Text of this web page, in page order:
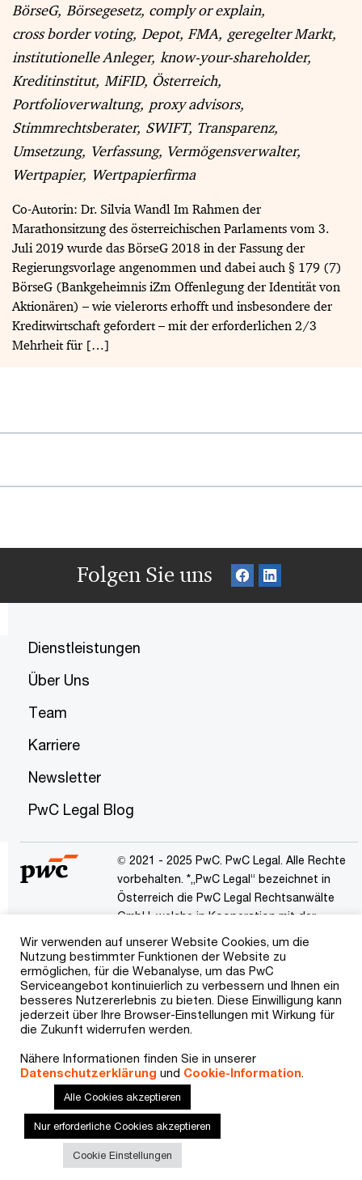
BörseG Börsegesetz comply or explain
cross border voting Depot FMA geregelter Markt
institutionelle Anleger know-your-shareholder
Kreditinstitut MiFID Österreich
Portfolioverwaltung proxy advisors
Stimmrechtsberater SWIFT Transparenz
Umsetzung Verfassung Vermögensverwalter
Wertpapier
Wertpapierfirma
Co-Autorin: Dr. Silvia Wandl Im Rahmen der
Marathonsitzung des österreichischen Parlaments vom 3.
Juli 2019 wurde das BörseG 2018 in der Fassung der
Regierungsvorlage angenommen und dabei auch § 179 (7)
BörseG (Bankgeheimnis iZm Offenlegung der Identität von
Aktionären) – wie vielerorts erhofft und insbesondere der
Kreditwirtschaft gefordert – mit der erforderlichen 2/3
Mehrheit für […]
Folgen Sie uns
Dienstleistungen
Über Uns
Team
Karriere
Newsletter
PwC Legal Blog
© 2021 - 2025 PwC. PwC Legal. Alle Rechte
vorbehalten. *„PwC Legal“ bezeichnet in
Österreich die PwC Legal Rechtsanwälte
GmbH, welche in Kooperation mit der
PricewaterhouseCoopers Legal AG
Rechtsanwaltsgesellschaft mit Sitz in
Frankfurt am Main steht. „PwC“ bezeichnet
das PwC-Netzwerk und/oder eines oder
mehrere seiner Mitgliedsfirmen. Jedes
Mitglied dieses Netzwerks ist ein
Informationen finden Sie unter
pwc.com/structure.
Wir verwenden auf unserer Website Cookies, um die
Nutzung bestimmter Funktionen der Website zu
ermöglichen, für die Webanalyse, um das PwC
Serviceangebot kontinuierlich zu verbessern und Ihnen ein
besseres Nutzererlebnis zu bieten. Diese Einwilligung kann
jederzeit über Ihre Browser-Einstellungen mit Wirkung für
die Zukunft widerrufen werden.
Nähere Informationen finden Sie in unserer
Datenschutzerklärung und Cookie-Information.
Alle Cookies akzeptieren
Nur erforderliche Cookies akzeptieren
Cookie Einstellungen